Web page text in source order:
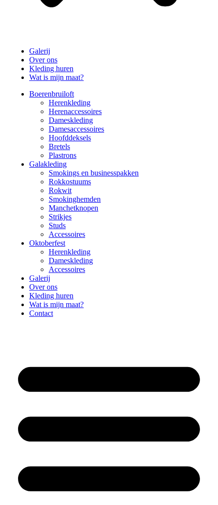
Galerij
Over ons
Kleding huren
Wat is mijn maat?
Boerenbruiloft
Herenkleding
Herenaccessoires
Dameskleding
Damesaccessoires
Hoofddeksels
Bretels
Plastrons
Galakleding
Smokings en businesspakken
Rokkostuums
Rokwit
Smokinghemden
Manchetknopen
Strikjes
Studs
Accessoires
Oktoberfest
Herenkleding
Dameskleding
Accessoires
Galerij
Over ons
Kleding huren
Wat is mijn maat?
Contact